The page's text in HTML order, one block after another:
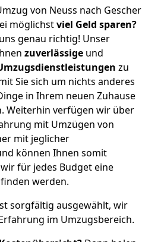
von Neuss nach Gescher
möglichstviel Geld sparen?
genau richtig! Unser
zuverlässige und
zu
Sie sich um nichts anderes
in Ihrem neuen Zuhause
Weiterhin verfügen wir über
mit Umzügen von
mit jeglicher
können Ihnen somit
für jedes Budget eine
werden.
sorgfältig ausgewählt, wir
im Umzugsbereich.